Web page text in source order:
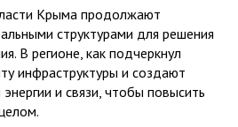
Крыма продолжают
структурами для решения
В регионе, как подчеркнул
инфраструктуры и создают
и связи, чтобы повысить